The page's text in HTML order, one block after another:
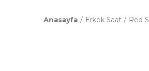
Anasayfa Erkek Saat Red